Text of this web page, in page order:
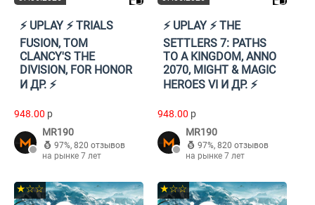
⚡️ UPLAY ⚡️ TRIALS
FUSION, TOM
CLANCY'S THE
DIVISION, FOR HONOR
И ДР. ⚡️
948.00 p
MR190
97%, 820 отзывов
на рынке 7 лет
⚡️ UPLAY ⚡️ THE
SETTLERS 7: PATHS
TO A KINGDOM, ANNO
2070, MIGHT & MAGIC
HEROES VI И ДР. ⚡️
948.00 p
MR190
97%, 820 отзывов
на рынке 7 лет
★☆☆ ★☆☆